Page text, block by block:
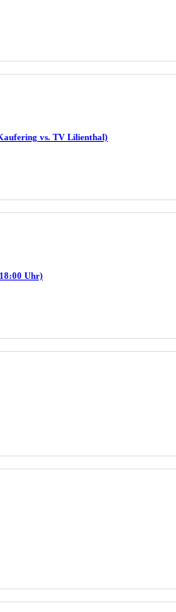
vs. TV Lilienthal)
Uhr)